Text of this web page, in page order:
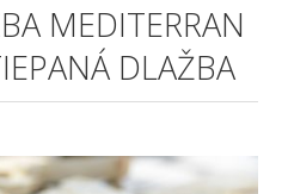
MEDITERRAN
DLAŽBA